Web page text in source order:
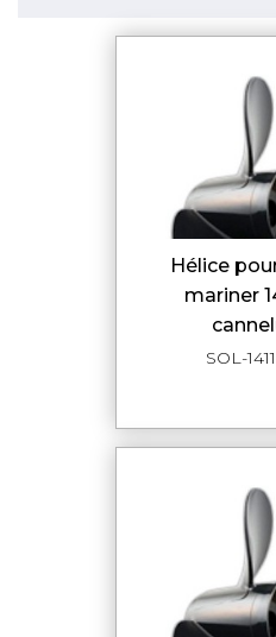
hélice pour mercury
mariner
SOL-